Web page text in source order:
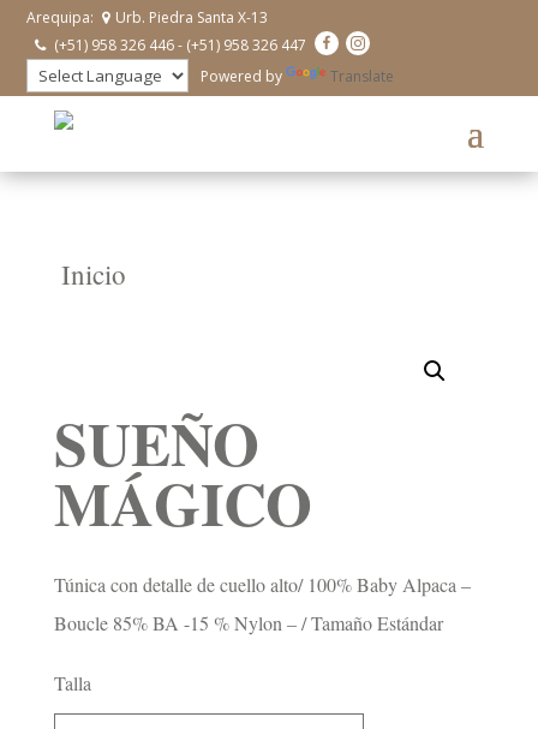
Arequipa:
Urb. Piedra Santa X-13
(+51) 958 326 446 - (+51) 958 326 447
Powered by
Translate
Inicio
SUEÑO
MÁGICO
Túnica con detalle de cuello alto/ 100% Baby Alpaca –
Boucle 85% BA -15 % Nylon – / Tamaño Estándar
Talla